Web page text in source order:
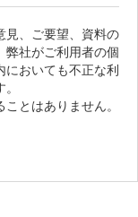
見、ご要望、資料の
弊社がご利用者の個
おいても不正な利
とはありません。